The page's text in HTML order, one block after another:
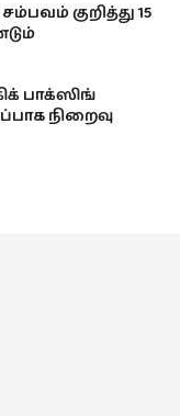
குறித்து 15
பாக்ஸிங்
நிறைவு